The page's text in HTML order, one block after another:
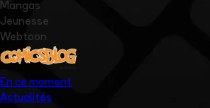
Mangas
Jeunesse
Webtoon
En ce moment
Actualités